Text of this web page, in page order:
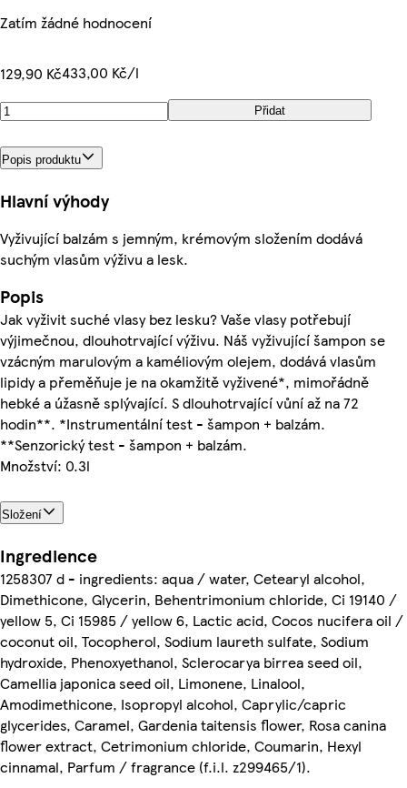
Zatím žádné hodnocení
129,90 Kč433,00 Kč/l
Přidat
Popis produktu
Hlavní výhody
Vyživující balzám s jemným, krémovým složením dodává
suchým vlasům výživu a lesk.
Popis
Jak vyživit suché vlasy bez lesku? Vaše vlasy potřebují
výjimečnou, dlouhotrvající výživu. Náš vyživující šampon se
vzácným marulovým a kaméliovým olejem, dodává vlasům
lipidy a přeměňuje je na okamžitě vyživené*, mimořádně
hebké a úžasně splývající. S dlouhotrvající vůní až na 72
hodin**. *Instrumentální test - šampon + balzám.
**Senzorický test - šampon + balzám.
Množství: 0.3l
Složení
Ingredience
1258307 d - ingredients: aqua / water, Cetearyl alcohol,
Dimethicone, Glycerin, Behentrimonium chloride, Ci 19140 /
yellow 5, Ci 15985 / yellow 6, Lactic acid, Cocos nucifera oil /
coconut oil, Tocopherol, Sodium laureth sulfate, Sodium
hydroxide, Phenoxyethanol, Sclerocarya birrea seed oil,
Camellia japonica seed oil, Limonene, Linalool,
Amodimethicone, Isopropyl alcohol, Caprylic/capric
glycerides, Caramel, Gardenia taitensis flower, Rosa canina
flower extract, Cetrimonium chloride, Coumarin, Hexyl
cinnamal, Parfum / fragrance (f.i.l. z299465/1).